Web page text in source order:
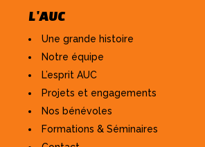
L'AUC
Une grande histoire
Notre équipe
L’esprit AUC
Projets et engagements
Nos bénévoles
Formations & Séminaires